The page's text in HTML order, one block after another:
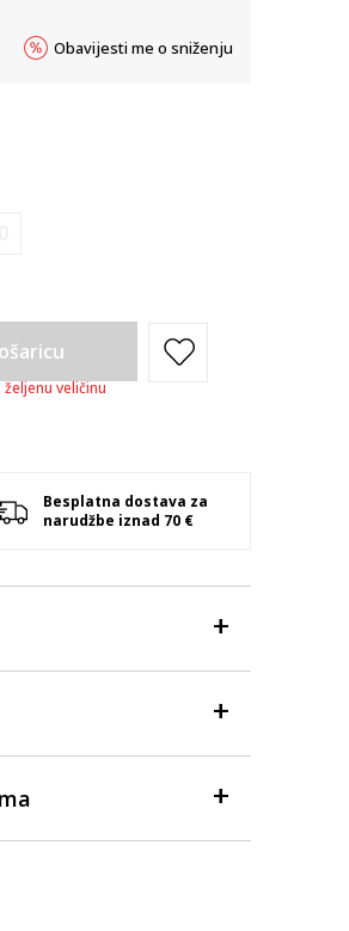
Obavijesti me o sniženju
veličinu
Besplatna dostava za
narudžbe iznad 70 €